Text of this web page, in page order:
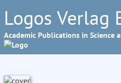
Logos Verlag
Academic Publications in Science